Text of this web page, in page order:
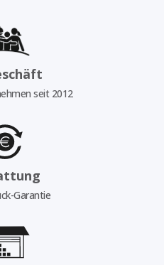
seit 2012
Garantie